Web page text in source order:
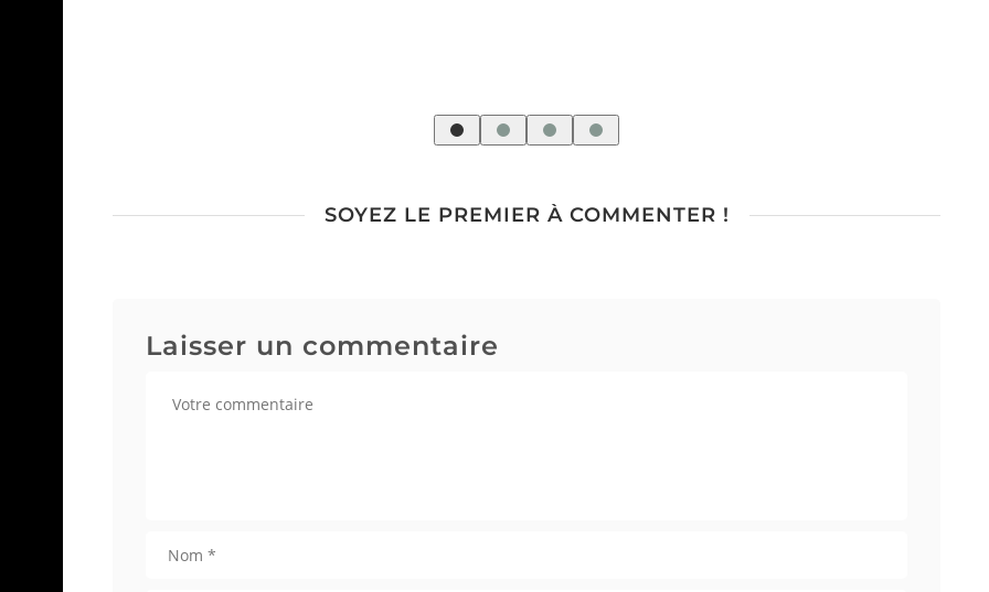
SOYEZ LE PREMIER À COMMENTER !
Laisser un commentaire